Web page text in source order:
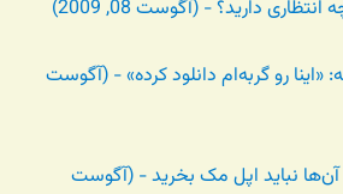
دارید؟ - (آگوست 08, 2009)
مرد ۴۸ ساله: «اینا رو گربه‌ام دانلود کرده» - (آگوست
آن‌ها نباید اپل مک بخرید - (آگوست